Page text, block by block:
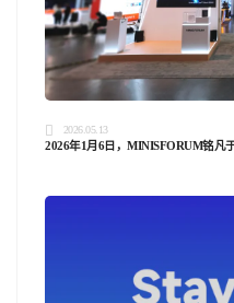
2026.05.13
2026年1月6日，MINISFORUM铭凡